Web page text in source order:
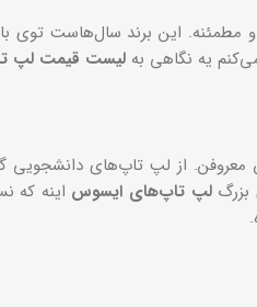
این برند سال‌هاست توی
یه نگاهی به لیست قیمت لپ
از لپ تاپ‌های
بزرگلپ تاپ‌های ایسوس اینه که